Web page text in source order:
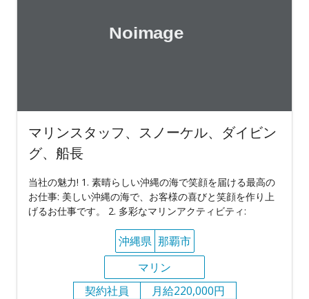
マリンスタッフ、スノーケル、ダイビン
グ、船長
当社の魅力! 1. 素晴らしい沖縄の海で笑顔を届ける最高の
お仕事: 美しい沖縄の海で、お客様の喜びと笑顔を作り上
げるお仕事です。 2. 多彩なマリンアクティビティ:
沖縄県 那覇市
マリン
契約社員
月給220,000円